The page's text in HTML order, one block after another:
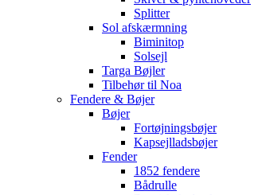
Splitter
Sol afskærmning
Biminitop
Solsejl
Targa Bøjler
Tilbehør til Noa
Fendere & Bøjer
Bøjer
Fortøjningsbøjer
Kapsejlladsbøjer
Fender
1852 fendere
Bådrulle